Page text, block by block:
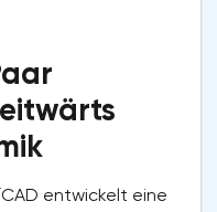
entwickelt eine